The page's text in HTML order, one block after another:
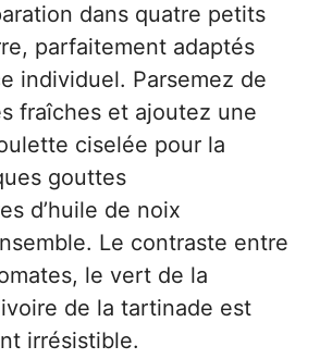
dans quatre petits
parfaitement adaptés
individuel. Parsemez de
fraîches et ajoutez une
ciselée pour la
gouttes
d’huile de noix
Le contraste entre
le vert de la
de la tartinade est
irrésistible.